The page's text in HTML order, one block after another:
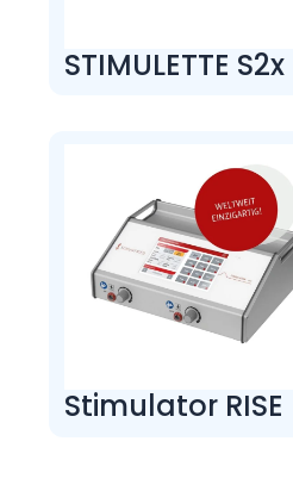
STIMULETTE S2x
Stimulator RISE